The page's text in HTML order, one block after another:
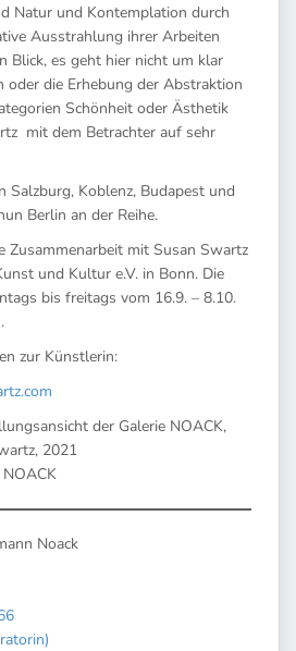
Natur und Kontemplation durch
Ausstrahlung ihrer Arbeiten
Blick, es geht hier nicht um klar
oder die Erhebung der Abstraktion
Schönheit oder Ästhetik
mit dem Betrachter auf sehr
Salzburg, Koblenz, Budapest und
Berlin an der Reihe.
Zusammenarbeit mit Susan Swartz
und Kultur e.V. in Bonn. Die
bis freitags vom 16.9. – 8.10.
zur Künstlerin:
der Galerie NOACK,
2021
Noack